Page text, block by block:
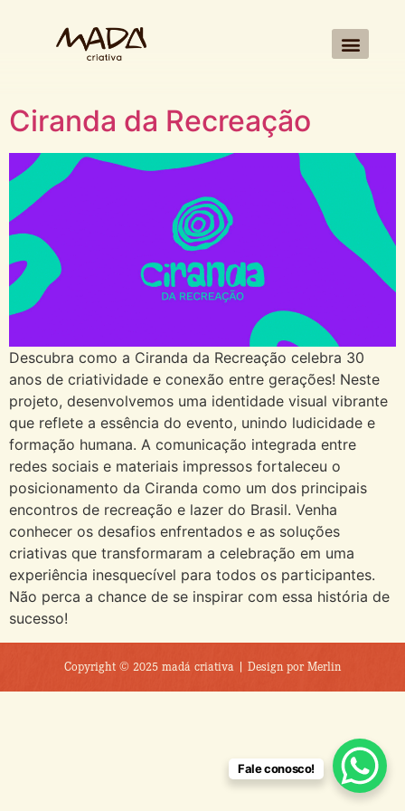
Ciranda da Recreação
Descubra como a Ciranda da Recreação celebra 30
anos de criatividade e conexão entre gerações! Neste
projeto, desenvolvemos uma identidade visual vibrante
que reflete a essência do evento, unindo ludicidade e
formação humana. A comunicação integrada entre
redes sociais e materiais impressos fortaleceu o
posicionamento da Ciranda como um dos principais
encontros de recreação e lazer do Brasil. Venha
conhecer os desafios enfrentados e as soluções
criativas que transformaram a celebração em uma
experiência inesquecível para todos os participantes.
Não perca a chance de se inspirar com essa história de
sucesso!
Copyright © 2025 madá criativa | Design por Merlin
Fale conosco!